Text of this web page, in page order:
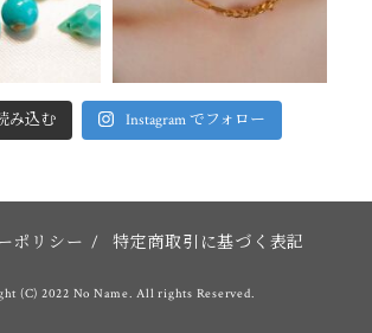
み込む Instagram でフォロー
ポリシー / 特定商取引に基づく表記
(C) 2022 No Name. All rights Reserved.